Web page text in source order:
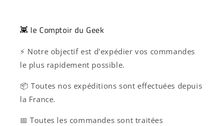
👾 le Comptoir du Geek
⚡ Notre objectif est d'expédier vos commandes
le plus rapidement possible.
📦 Toutes nos expéditions sont effectuées depuis
la France.
📅 Toutes les commandes sont traitées